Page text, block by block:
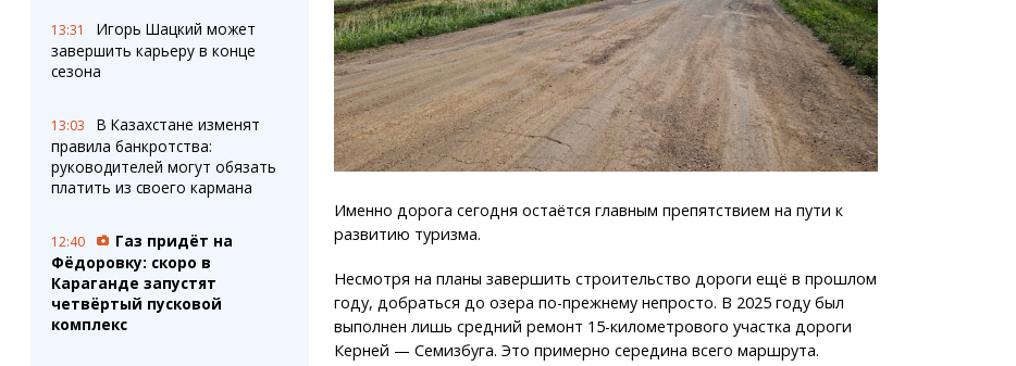
13:31
Игорь Шацкий может
завершить карьеру в конце
сезона
13:03
В Казахстане изменят
правила банкротства:
руководителей могут обязать
платить из своего кармана
12:40
Газ придёт на
Фёдоровку: скоро в
Караганде запустят
четвёртый пусковой
комплекс
Именно дорога сегодня остаётся главным препятствием на пути к
развитию туризма.
Несмотря на планы завершить строительство дороги ещё в прошлом
году, добраться до озера по-прежнему непросто. В 2025 году был
выполнен лишь средний ремонт 15-километрового участка дороги
Керней — Семизбуга. Это примерно середина всего маршрута.